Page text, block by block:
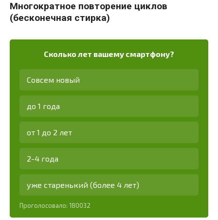
Многократное повторение циклов
(бесконечная стирка)
Сколько лет вашему смартфону?
Совсем новый
до 1 года
от 1 до 2 лет
2-4 года
уже старенький (более 4 лет)
Проголосовало: 180032